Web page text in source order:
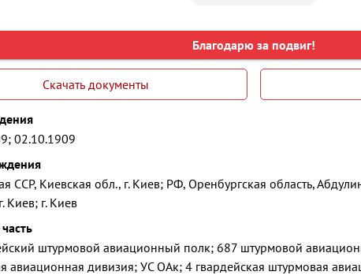
Благодарю за подвиг!
Скачать документы
02.10.1909
ССР, Киевская обл., г. Киев; РФ, Оренбургская область,
Киев; г. Киев
штурмовой авиационный полк; 687 штурмовой
авиационная дивизия; УС ОАк; 4 гвардейская штурмовая